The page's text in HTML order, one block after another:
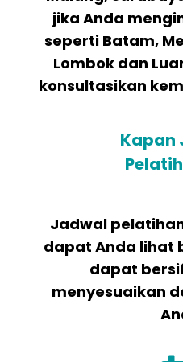
jika Anda
seperti Batam,
Lombok dan
konsultasikan
Kapan
Jadwal
dapat Anda lihat
dapat
menyesuaikan